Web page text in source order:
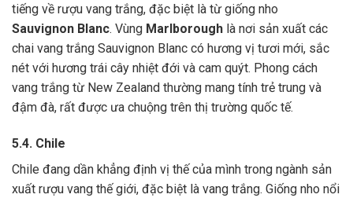
tiếng về rượu vang trắng, đặc biệt là từ giống nho
Sauvignon Blanc. Vùng Marlborough là nơi sản xuất các
chai vang trắng Sauvignon Blanc có hương vị tươi mới, sắc
nét với hương trái cây nhiệt đới và cam quýt. Phong cách
vang trắng từ New Zealand thường mang tính trẻ trung và
đậm đà, rất được ưa chuộng trên thị trường quốc tế.
5.4. Chile
Chile đang dần khẳng định vị thế của mình trong ngành sản
xuất rượu vang thế giới, đặc biệt là vang trắng. Giống nho nổi